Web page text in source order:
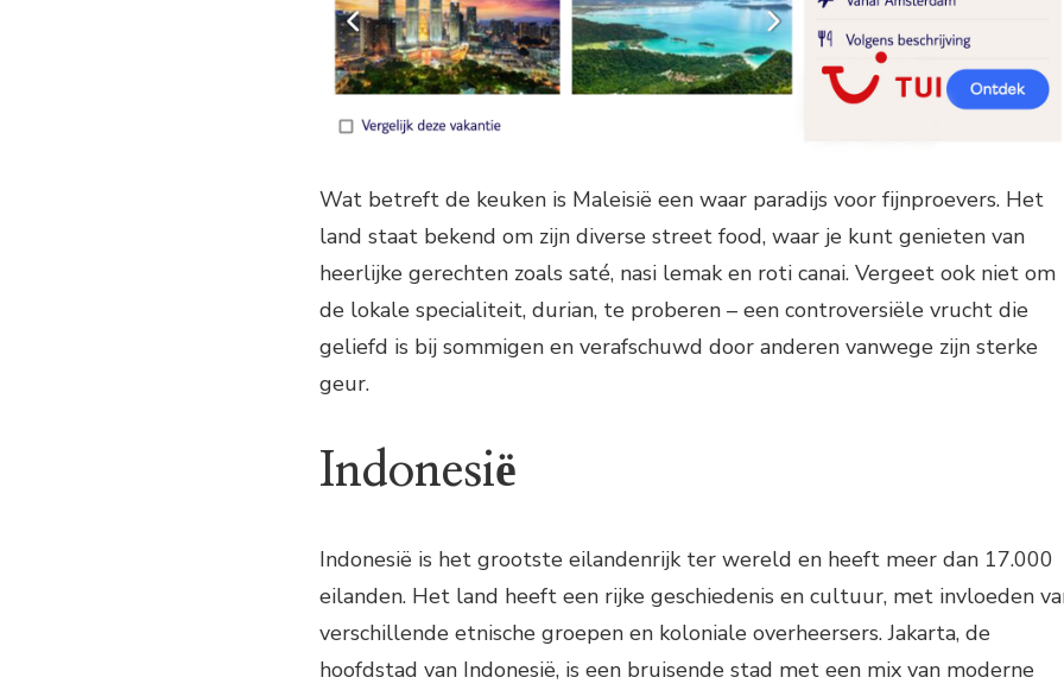
Wat betreft de keuken is Maleisië een waar paradijs voor fijnproevers. Het
land staat bekend om zijn diverse street food, waar je kunt genieten van
heerlijke gerechten zoals saté, nasi lemak en roti canai. Vergeet ook niet om
de lokale specialiteit, durian, te proberen – een controversiële vrucht die
geliefd is bij sommigen en verafschuwd door anderen vanwege zijn sterke
geur.
Indonesië
Indonesië is het grootste eilandenrijk ter wereld en heeft meer dan 17.000
eilanden. Het land heeft een rijke geschiedenis en cultuur, met invloeden
verschillende etnische groepen en koloniale overheersers. Jakarta, de
hoofdstad van Indonesië, is een bruisende stad met een mix van moderne